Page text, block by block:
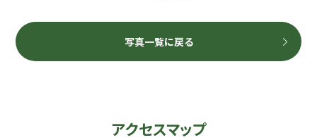
写真一覧に戻る
アクセスマップ